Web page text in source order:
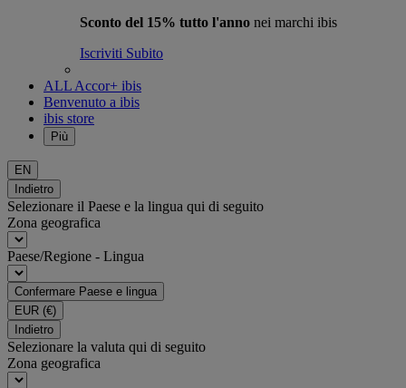
Sconto del 15% tutto l'anno nei marchi ibis
Iscriviti Subito
ALL Accor+ ibis
Benvenuto a ibis
ibis store
Più
EN
Indietro
Selezionare il Paese e la lingua qui di seguito
Zona geografica
Paese/Regione - Lingua
Confermare Paese e lingua
EUR (€)
Indietro
Selezionare la valuta qui di seguito
Zona geografica